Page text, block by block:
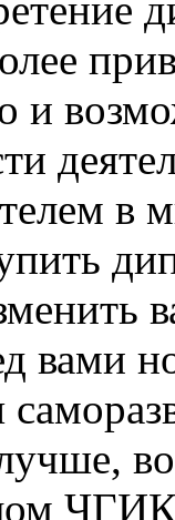
и
в
вами